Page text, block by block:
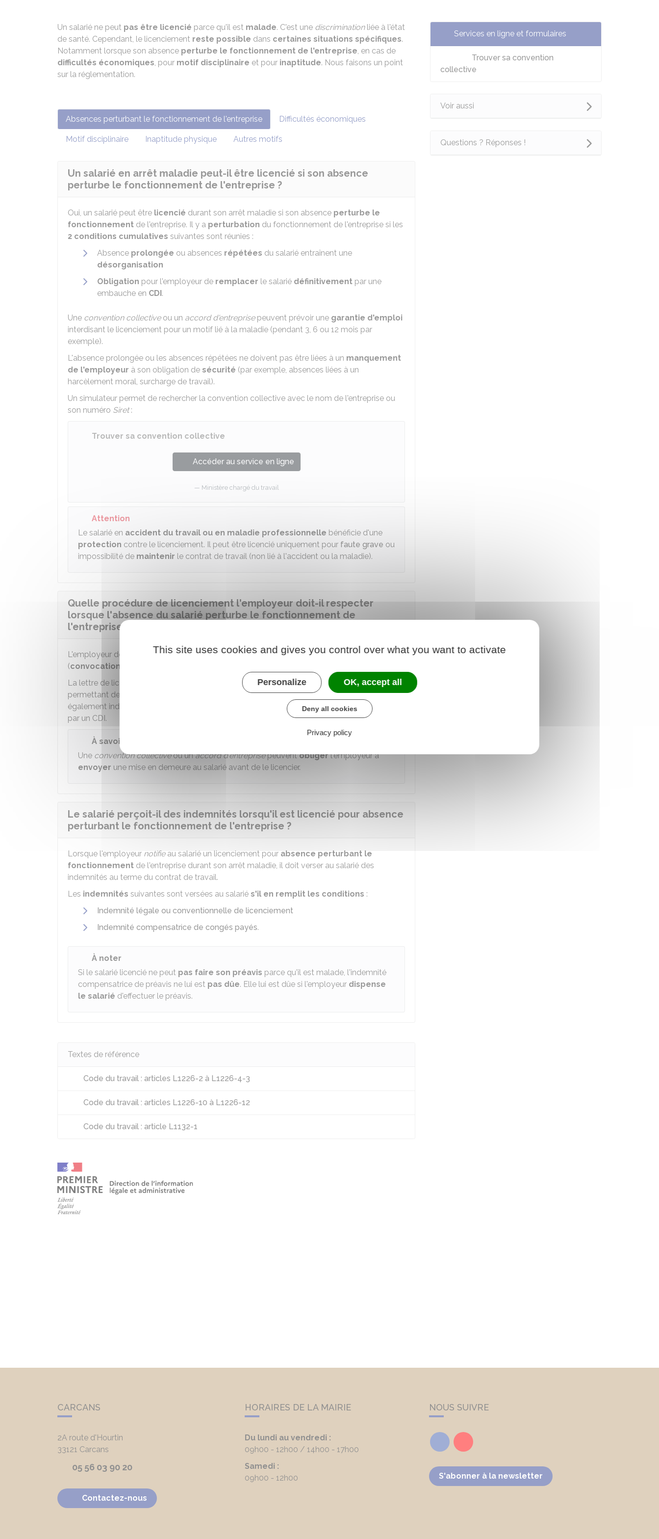
Un salarié ne peut pas être licencié parce qu'il est malade. C'est une discriminationliée à l'état
de santé. Cependant, le licenciement reste possible dans certaines situations spécifiques.
Notamment lorsque son absence perturbe le fonctionnement de l'entreprise, en cas de
difficultés économiques, pour motif disciplinaire et pour inaptitude. Nous faisons un point
sur la réglementation.
Absences perturbant le fonctionnement de l'entreprise Difficultés économiques
Motif disciplinaire Inaptitude physique Autres motifs
Un salarié en arrêt maladie peut-il être licencié si son absence
perturbe le fonctionnement de l'entreprise ?
Oui, un salarié peut être licencié durant son arrêt maladie si son absence perturbe le
fonctionnement de l'entreprise. Il y a perturbation du fonctionnement de l'entreprise si les
2 conditions cumulatives suivantes sont réunies :
Absence prolongée ou absences répétées du salarié entraînent une
désorganisation
Obligation pour l'employeur de remplacer le salarié définitivement par une
embauche en CDI.
Une convention collectiveou un accord d'entreprisepeuvent prévoir une garantie d'emploi
interdisant le licenciement pour un motif lié à la maladie (pendant 3, 6 ou 12 mois par
exemple).
L'absence prolongée ou les absences répétées ne doivent pas être liées à un manquement
de l'employeur à son obligation de sécurité (par exemple, absences liées à un
harcèlement moral, surcharge de travail).
Un simulateur permet de rechercher la convention collective avec le nom de l'entreprise ou
son numéro Siret:
Trouver sa convention collective
Accéder au service en ligne
Ministère chargé du travail
Attention
Le salarié en accident du travail ou en maladie professionnelle bénéficie d'une
protection contre le licenciement. Il peut être licencié uniquement pour faute grave ou
impossibilité de maintenir le contrat de travail (non lié à l'accident ou la maladie).
Quelle procédure de licenciement l'employeur doit-il respecter
lorsque l'absence du salarié perturbe le fonctionnement de
l'entreprise ?
L'employeur doit respecterla procédure delicenciement pour motif personnel
(convocation
La lettre de licenciement doit être
argumentée. L'employeur doit préciser les éléments
permettant de
justifier de la perturbation du fonctionnement de l'entreprise. Il doit
également indiquer et établir la
nécessité de remplacer définitivementle salarié
par un CDI.
À savoir
Une convention collectiveou unaccord d'entreprisepeuventobligerl'employeur à
envoyer une mise en demeure au salarié avant de le licencier.
Le salarié perçoit-il des indemnités lorsqu'il est licencié pour absence
perturbant le fonctionnement de l'entreprise ?
Lorsque l'employeur notifieau salarié un licenciement pour absence perturbant le
fonctionnement de l'entreprise durant son arrêt maladie, il doit verser au salarié des
indemnités au terme du contrat de travail.
Les indemnités suivantes sont versées au salarié s'il en remplit les conditions :
Indemnité légale ou conventionnelle de licenciement
Indemnité compensatrice de congés payés.
À noter
Si le salarié licencié ne peut pas faire son préavis parce qu'il est malade, l'indemnité
compensatrice de préavis ne lui est pas dûe. Elle lui est dûe si l'employeur dispense
le salarié d'effectuer le préavis.
Textes de référence
Code du travail : articles L1226-2 à L1226-4-3
Code du travail : articles L1226-10 à L1226-12
Code du travail : article L1132-1
Services en ligne et formulaires
Trouver sa convention
collective
Voir aussi
Questions ? Réponses !
CARCANS
2A route d'Hourtin
33121 Carcans
05 56 03 90 20
Contactez-nous
HORAIRES DE LA MAIRIE
Du lundi au vendredi :
09h00 - 12h00
14h00 - 17h00
Samedi :
09h00 - 12h00
NOUS SUIVRE
FacebookYoutube
S'abonner à la newsletter
This site uses cookies and gives you control over what you want to activate
Personalize OK, accept all
Deny all cookies
Privacy policy